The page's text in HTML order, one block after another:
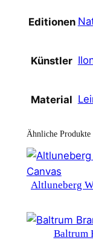
Editionen
Künstler
Material
Ähnliche Produkte
Altluneberg
Baltrum